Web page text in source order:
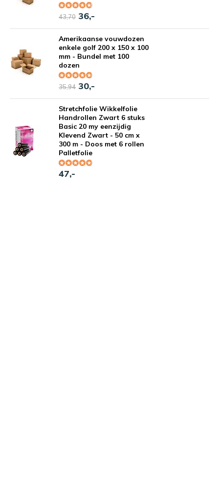
43,70 36,-
Amerikaanse vouwdozen
enkele golf 200 x 150 x 100
mm - Bundel met 100
dozen
35,94 30,-
Stretchfolie Wikkelfolie
Handrollen Zwart 6 stuks
Basic 20 my eenzijdig
Klevend Zwart - 50 cm x
300 m - Doos met 6 rollen
Palletfolie
47,-